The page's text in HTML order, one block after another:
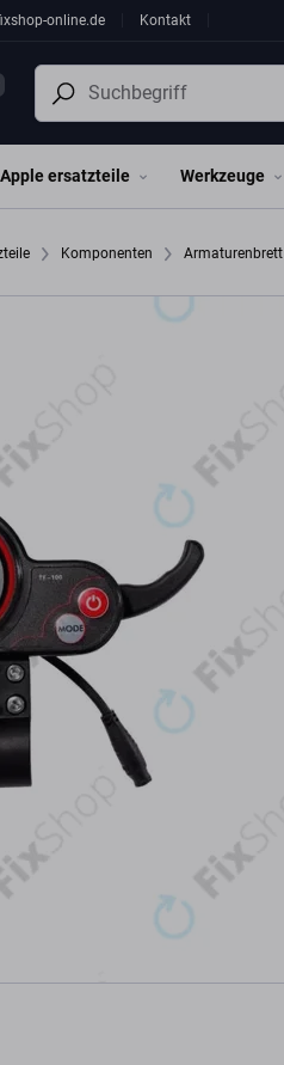
online.de Kontakt
Apple ersatzteile Werkzeuge
Komponenten Armaturenbrett